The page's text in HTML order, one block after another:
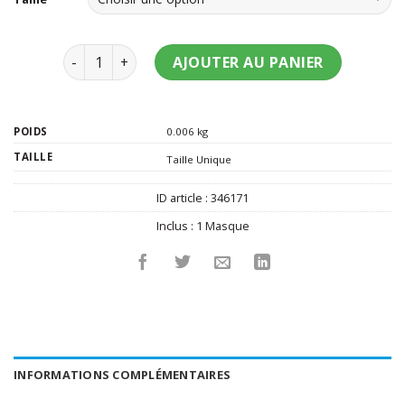
quantité de Loup doré brillant adulte
AJOUTER AU PANIER
POIDS
0.006 kg
TAILLE
Taille Unique
ID article : 346171
Inclus : 1 Masque
INFORMATIONS COMPLÉMENTAIRES